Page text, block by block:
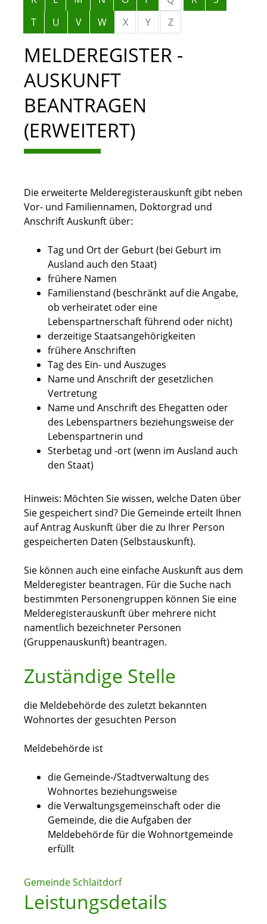
T
U V W X Y Z
MELDEREGISTER -
AUSKUNFT
BEANTRAGEN
(ERWEITERT)
Die erweiterte Melderegisterauskunft gibt neben
Vor- und Familiennamen, Doktorgrad und
Anschrift Auskunft über:
Tag und Ort der Geburt (bei Geburt im
Ausland auch den Staat)
frühere Namen
Familienstand (beschränkt auf die Angabe,
ob verheiratet oder eine
Lebenspartnerschaft führend oder nicht)
derzeitige Staatsangehörigkeiten
frühere Anschriften
Tag des Ein- und Auszuges
Name und Anschrift der gesetzlichen
Vertretung
Name und Anschrift des Ehegatten oder
des Lebenspartners beziehungsweise der
Lebenspartnerin und
Sterbetag und -ort (wenn im Ausland auch
den Staat)
Hinweis: Möchten Sie wissen, welche Daten über
Sie gespeichert sind? Die Gemeinde erteilt Ihnen
auf Antrag Auskunft über die zu Ihrer Person
gespeicherten Daten (Selbstauskunft).
Sie können auch eine einfache Auskunft aus dem
Melderegister beantragen. Für die Suche nach
bestimmten Personengruppen können Sie eine
Melderegisterauskunft über mehrere nicht
namentlich bezeichneter Personen
(Gruppenauskunft) beantragen.
Zuständige Stelle
die Meldebehörde des zuletzt bekannten
Wohnortes der gesuchten Person
Meldebehörde ist
die Gemeinde-/Stadtverwaltung des
Wohnortes beziehungsweise
die Verwaltungsgemeinschaft oder die
Gemeinde, die die Aufgaben der
Meldebehörde für die Wohnortgemeinde
erfüllt
Gemeinde Schlaitdorf
Leistungsdetails